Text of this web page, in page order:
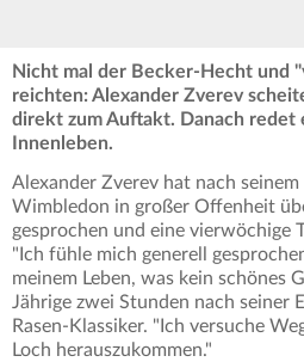
Nicht mal der Becker-Hecht und
reichten: Alexander Zverev
direkt zum Auftakt. Danach redet
Innenleben.
Alexander Zverev hat nach
Wimbledon in großer Offenheit
gesprochen und eine vierwöchige
"Ich fühle mich generell
meinem Leben, was kein schönes
Jährige zwei Stunden nach seiner
Rasen-Klassiker. "Ich versuche
Loch herauszukommen."